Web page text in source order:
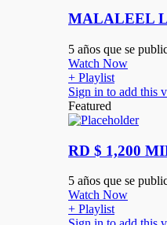
MALALEEL
5 años que se
Watch Now
+ Playlist
Sign in to add this
Featured
RD $ 1,200
5 años que se
Watch Now
+ Playlist